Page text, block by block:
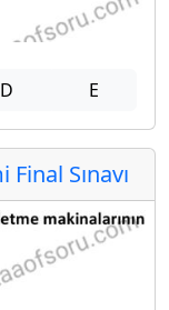
D E
Sınavı